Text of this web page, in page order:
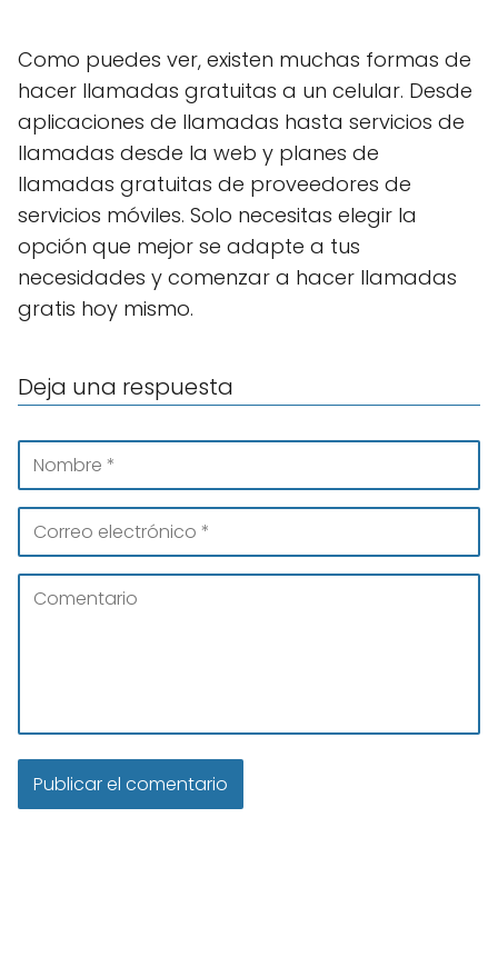
Como puedes ver, existen muchas formas de
hacer llamadas gratuitas a un celular. Desde
aplicaciones de llamadas hasta servicios de
llamadas desde la web y planes de
llamadas gratuitas de proveedores de
servicios móviles. Solo necesitas elegir la
opción que mejor se adapte a tus
necesidades y comenzar a hacer llamadas
gratis hoy mismo.
Deja una respuesta